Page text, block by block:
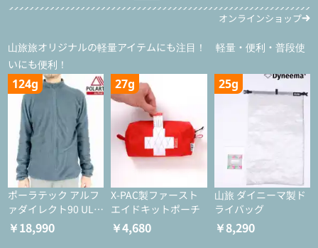
オンラインショップ
山旅旅オリジナルの軽量アイテムにも注目！ 軽量・便利・普段使
いにも便利！
124g
ポーラテック アルフ
ァダイレクト90 ULジ
ャケット
￥18,990
27g
X-PAC製ファースト
エイドキットポーチ
￥4,680
25g
山旅 ダイニーマ製ド
ライバッグ
￥8,290